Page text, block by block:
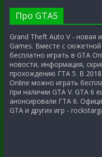
Про GTA5
Grand Theft Auto V - новая
Games. Вместе с
бесплатно играть в GTA
новости, информация,
прохождению ГТА 5. В 2018
Online можно играть
при наличии GTA V. GTA 6
анонсировали ГТА 6.
GTA и других игр -